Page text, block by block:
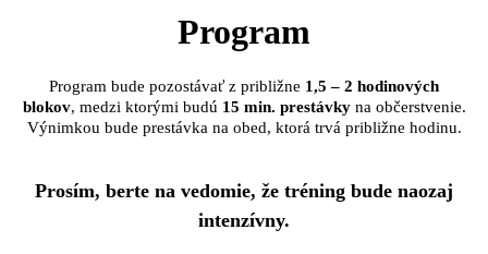
Program
Program bude pozostávať z približne 1,5 – 2 hodinových
blokov, medzi ktorými budú 15 min. prestávkyna občerstvenie.
Výnimkou bude prestávka na obed, ktorá trvá približne hodinu.
Prosím, berte na vedomie, že tréning bude naozaj
intenzívny.